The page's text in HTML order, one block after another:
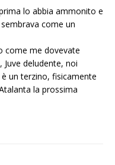
lo abbia ammonito e
come un
come me dovevate
deludente, noi
un terzino, fisicamente
la prossima